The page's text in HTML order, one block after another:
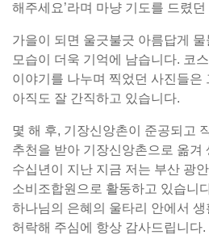
해주세요’라며 마냥 기도를 드렸
가을이 되면 울긋불긋 아름답게
모습이 더욱 기억에 남습니다. 코
이야기를 나누며 찍었던 사진들은
아직도 잘 간직하고 있습니다.
몇 해 후, 기장신앙촌이 준공되고
추천을 받아 기장신앙촌으로 옮겨
수십년이 지난 지금 저는 부산 광
소비조합원으로 활동하고 있습니
하나님의 은혜의 울타리 안에서 생
허락해 주심에 항상 감사드립니다.